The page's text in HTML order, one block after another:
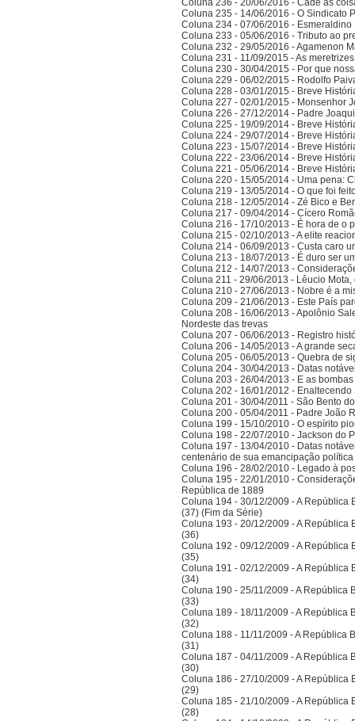
Coluna 236 - 20/06/2016 - Cadê as
Coluna 235 - 14/06/2016 - O Sindicato
Coluna 234 - 07/06/2016 -
Coluna 233 - 05/06/2016 - Tributo ao
Coluna 232 - 29/05/2016 - Agamenon
Coluna 231 - 11/09/2015 - As
Coluna 230 - 30/04/2015 - Por que
Coluna 229 - 06/02/2015 - Rodolfo
Coluna 228 - 03/01/2015 - Breve
Coluna 227 - 02/01/2015 - Monsenhor
Coluna 226 - 27/12/2014 - Padre
Coluna 225 - 19/09/2014 - Breve
Coluna 224 - 29/07/2014 - Breve
Coluna 223 - 15/07/2014 - Breve
Coluna 222 - 23/06/2014 - Breve
Coluna 221 - 05/06/2014 - Breve
Coluna 220 - 15/05/2014 - Uma pena:
Coluna 219 - 13/05/2014 - O que foi
Coluna 218 - 12/05/2014 - Zé Bico e
Coluna 217 - 09/04/2014 - Cícero
Coluna 216 - 17/10/2013 - É hora de o
Coluna 215 - 02/10/2013 - A elite
Coluna 214 - 06/09/2013 - Custa caro
Coluna 213 - 18/07/2013 - É duro ser
Coluna 212 - 14/07/2013 -
Coluna 211 - 29/06/2013 - Lêucio
Coluna 210 - 27/06/2013 - Nobre é a
Coluna 209 - 21/06/2013 - Este País
Coluna 208 - 16/06/2013 - Apolônio
Nordeste das trevas
Coluna 207 - 06/06/2013 - Registro
Coluna 206 - 14/05/2013 - A grande
Coluna 205 - 06/05/2013 - Quebra de
Coluna 204 - 30/04/2013 - Datas
Coluna 203 - 26/04/2013 - E as
Coluna 202 - 16/01/2012 -
Coluna 201 - 30/04/2011 - São Bento
Coluna 200 - 05/04/2011 - Padre João
Coluna 199 - 15/10/2010 - O espírito
Coluna 198 - 22/07/2010 - Jackson do
Coluna 197 - 13/04/2010 - Datas
centenário de sua emancipação
Coluna 196 - 28/02/2010 - Legado à
Coluna 195 - 22/01/2010 -
República de 1889
Coluna 194 - 30/12/2009 - A República
(37) (Fim da Série)
Coluna 193 - 20/12/2009 - A República
(36)
Coluna 192 - 09/12/2009 - A República
(35)
Coluna 191 - 02/12/2009 - A República
(34)
Coluna 190 - 25/11/2009 - A República
(33)
Coluna 189 - 18/11/2009 - A República
(32)
Coluna 188 - 11/11/2009 - A República
(31)
Coluna 187 - 04/11/2009 - A República
(30)
Coluna 186 - 27/10/2009 - A República
(29)
Coluna 185 - 21/10/2009 - A República
(28)